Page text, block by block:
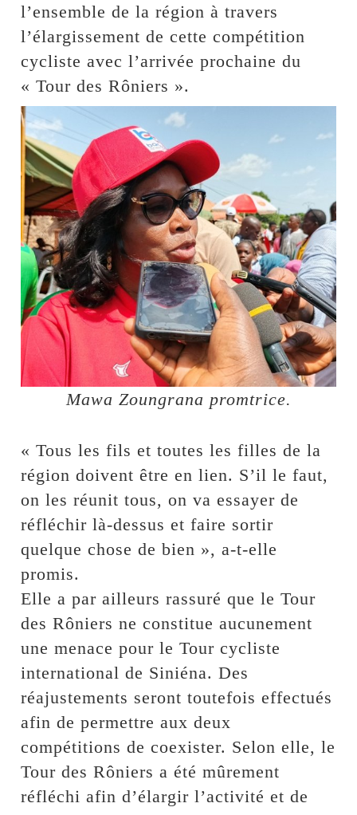
l’ensemble de la région à travers
l’élargissement de cette compétition
cycliste avec l’arrivée prochaine du
« Tour des Rôniers ».
Mawa Zoungrana promtrice.
« Tous les fils et toutes les filles de la
région doivent être en lien. S’il le faut,
on les réunit tous, on va essayer de
réfléchir là-dessus et faire sortir
quelque chose de bien », a-t-elle
promis.
Elle a par ailleurs rassuré que le Tour
des Rôniers ne constitue aucunement
une menace pour le Tour cycliste
international de Siniéna. Des
réajustements seront toutefois effectués
afin de permettre aux deux
compétitions de coexister. Selon elle, le
Tour des Rôniers a été mûrement
réfléchi afin d’élargir l’activité et de